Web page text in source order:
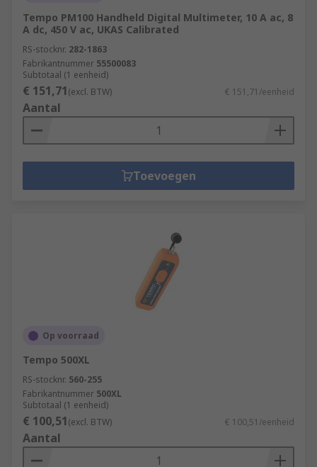
Tempo PM100 Handheld Digital Multimeter, 10 A ac, 8
A dc, 450 V ac, UKAS Calibrated
RS-stocknr. 282-1863
Fabrikantnummer 55500083
Subtotaal (1 eenheid)
€ 151,71(excl. BTW) € 151,71/eenheid
Aantal
Toevoegen
Op voorraad
Tempo 500XL
RS-stocknr. 560-255
Fabrikantnummer 500XL
Subtotaal (1 eenheid)
€ 100,51(excl. BTW) € 100,51/eenheid
Aantal